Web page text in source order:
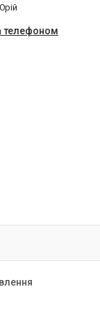
телефоном